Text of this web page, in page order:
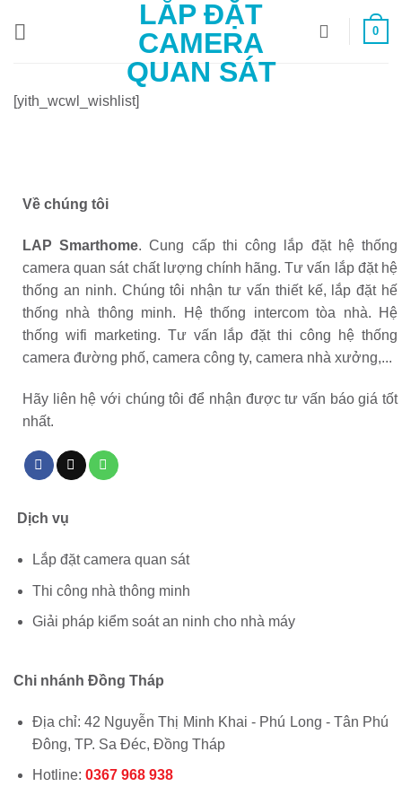
LẮP ĐẶT
CAMERA
QUAN SÁT
0
[yith_wcwl_wishlist]
Về chúng tôi
LAP Smarthome. Cung cấp thi công lắp đặt hệ thống
camera quan sát chất lượng chính hãng. Tư vấn lắp đặt hệ
thống an ninh. Chúng tôi nhận tư vấn thiết kế, lắp đặt hế
thống nhà thông minh. Hệ thống intercom tòa nhà. Hệ
thống wifi marketing. Tư vấn lắp đặt thi công hệ thống
camera đường phố, camera công ty, camera nhà xưởng,...
Hãy liên hệ với chúng tôi để nhận được tư vấn báo giá tốt
nhất.
Dịch vụ
Lắp đặt camera quan sát
Thi công nhà thông minh
Giải pháp kiểm soát an ninh cho nhà máy
Chi nhánh Đồng Tháp
Địa chỉ: 42 Nguyễn Thị Minh Khai - Phú Long - Tân Phú
Đông, TP. Sa Đéc, Đồng Tháp
Hotline: 0367 968 938